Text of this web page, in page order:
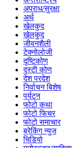
अपराध/सुरक्षा
अर्थ
खेलकुद
खेलकुद
जीवनशैली
टेक्नोलोजी
दृष्टिकोण
दृस्टी कोण
देश परदेश
निर्वाचन बिशेष
पर्यटन
फोटो कथा
फोटो फिचर
फोटो समाचार
ब्रेकिंग न्युज
भिडियो